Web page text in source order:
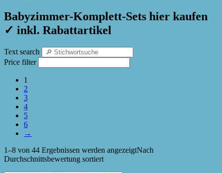
Babyzimmer-Komplett-Sets hier kaufen
✓ inkl. Rabattartikel
Text search
Price filter
1
2
3
4
5
6
→
1–8 von 44 Ergebnissen werden angezeigtNach
Durchschnittsbewertung sortiert